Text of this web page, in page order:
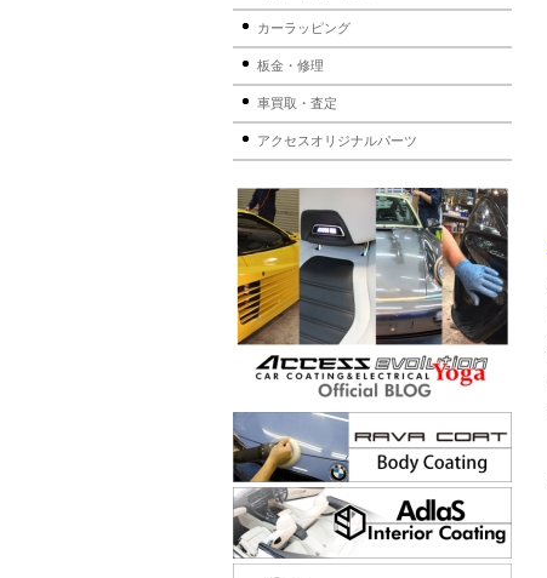
カーラッピング
板金・修理
車買取・査定
アクセスオリジナルパーツ